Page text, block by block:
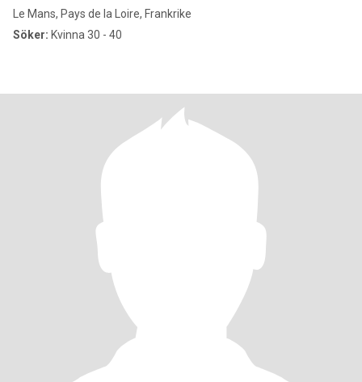
Le Mans, Pays de la Loire, Frankrike
Söker: Kvinna 30 - 40